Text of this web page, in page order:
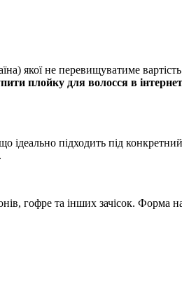
якої не перевищуватиме
плойку для волосся в
підходить під
гофре та інших зачісок. Форма